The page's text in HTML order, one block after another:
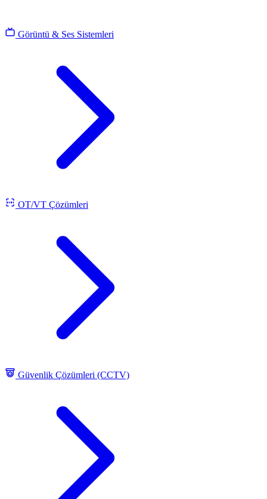
Görüntü & Ses Sistemleri
OT/VT Çözümleri
Güvenlik Çözümleri (CCTV)